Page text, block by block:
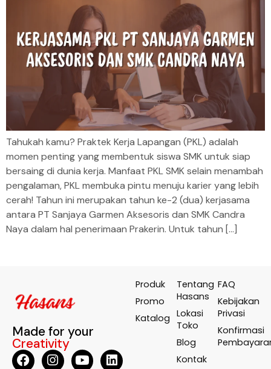
Tahukah kamu? Praktek Kerja Lapangan (PKL) adalah
momen penting yang membentuk siswa SMK untuk siap
bersaing di dunia kerja. Manfaat PKL SMK selain menambah
pengalaman, PKL membuka pintu menuju karier yang lebih
cerah! Tahun ini merupakan tahun ke-2 (dua) kerjasama
antara PT Sanjaya Garmen Aksesoris dan SMK Candra
Naya dalam hal penerimaan Prakerin. Untuk tahun […]
Made for your
Creativity
Produk
Promo
Katalog
Tentang
Hasans
Lokasi
Toko
Blog
Kontak
FAQ
Kebijakan
Privasi
Konfirmasi